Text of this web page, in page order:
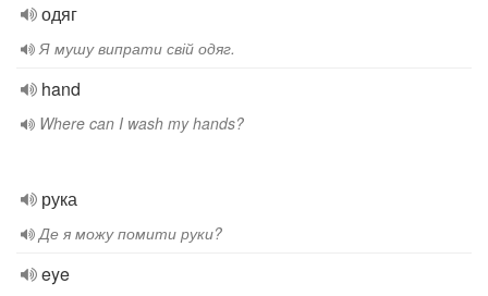
одяг
Я мушу випрати свій одяг.
hand
Where can I wash my hands?
рука
Де я можу помити руки?
eye